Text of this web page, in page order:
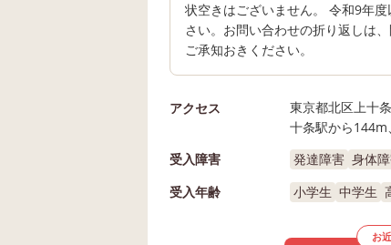
状空きはございません。 令和9年
さい。お問い合わせの折り返しは
ご承知おきください。
アクセス
東京都北区上十
十条駅から
受入障害
発達障害 身体
受入年齢
小学生 中学生
お